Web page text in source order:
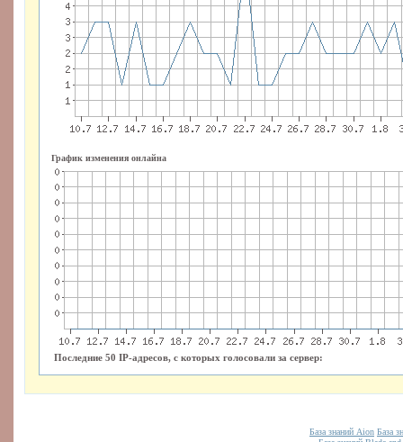
График изменения онлайна
Последние 50 IP-адресов, с которых голосовали за сервер:
База знаний Aion База